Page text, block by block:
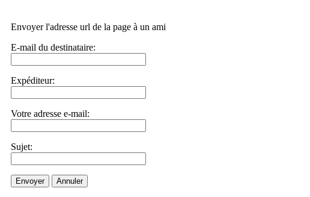
Envoyer l'adresse url de la page à un ami
E-mail du destinataire:
Expéditeur:
Votre adresse e-mail:
Sujet:
Envoyer Annuler